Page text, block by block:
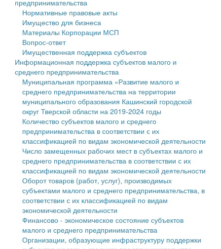
Государственные услуги
Промышленность и АПК
Экономика и бизнес
...
Символика
Устав
Гостям округа
Туризм
Культура
Образование
Здравоохранение
Социальная защита
Фотоальбом
муниципального округа Тверской области
Администрация Кашинского муниципального округа
Тверской области
Управление сельскими территориями
Открытые данные
Работа с обращениями граждан
Муниципальный контроль
Муниципальные услуги
Проекты административных регламентов
Антимонопольный комплаенс
Противодействие коррупции
Финансовое управление
Бюджет для граждан
Имущество
Выявление правообладателей ранее учтенных
объектов недвижимости
Имущественная поддержка субъектов малого и
среднего предпринимательства
Информационная поддержка субъектов малого и
среднего предпринимательства
Муниципальные программы
Контрольно-счетная палата
Персональные данные
предпринимательства
Нормативные правовые акты
Имущество для бизнеса
Материалы Корпорации МСП
Вопрос-ответ
Имущественная поддержка субъектов
Информационная поддержка субъектов малого и
среднего предпринимательства
Муниципальная программа «Развитие малого и
среднего предпринимательства на территории
муниципального образования Кашинский городской
округ Тверской области на 2019-2024 годы
Количество субъектов малого и среднего
предпринимательства в соответствии с их
классификацией по видам экономической деятельности
Число замещенных рабочих мест в субъектах малого и
среднего предпринимательства в соответствии с их
классификацией по видам экономической деятельности
Оборот товаров (работ, услуг), производимых
субъектами малого и среднего предпринимательства, в
соответствии с их классификацией по видам
экономической деятельности
Финансово - экономическое состояние субъектов
малого и среднего предпринимательства
Организации, образующие инфраструктуру поддержки